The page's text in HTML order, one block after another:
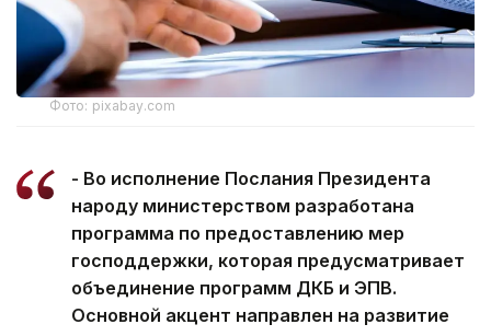
Фото: pixabay.com
- Во исполнение Послания Президента
народу министерством разработана
программа по предоставлению мер
господдержки, которая предусматривает
объединение программ ДКБ и ЭПВ.
Основной акцент направлен на развитие